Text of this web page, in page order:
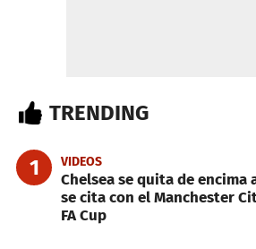
TRENDING
1 VIDEOS
Chelsea se quita de encima
se cita con el Manchester
FA Cup